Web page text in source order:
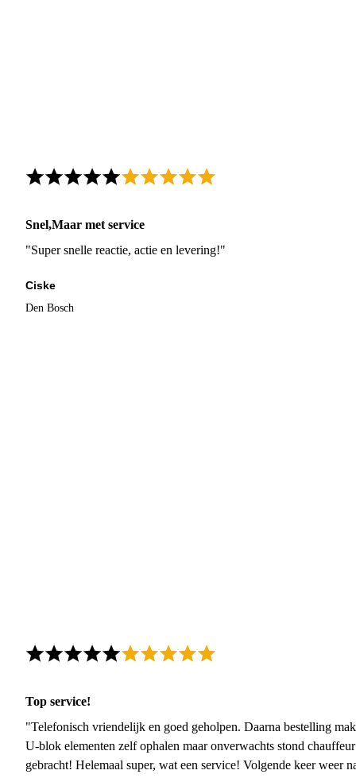
Snel,Maar met service
"Super snelle reactie, actie en levering!"
Ciske
Den Bosch
Top service!
"Telefonisch vriendelijk en goed geholpen. Daarna bestelling
U-blok elementen zelf ophalen maar onverwachts stond
gebracht! Helemaal super, wat een service! Volgende keer weer